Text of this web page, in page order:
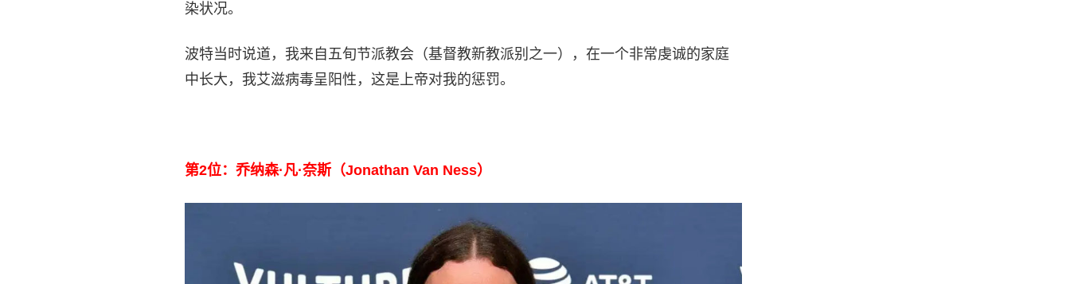
染状况。
波特当时说道，我来自五旬节派教会（基督教新教派别之一），在一个非常虔诚的家庭
中长大，我艾滋病毒呈阳性，这是上帝对我的惩罚。
第2位：乔纳森·凡·奈斯（Jonathan Van Ness）